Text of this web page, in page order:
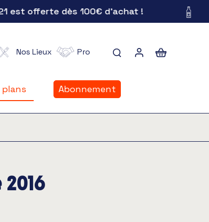
offerte dès 100€ d'achat !
Nos Lieux Pro
plans
Abonnement